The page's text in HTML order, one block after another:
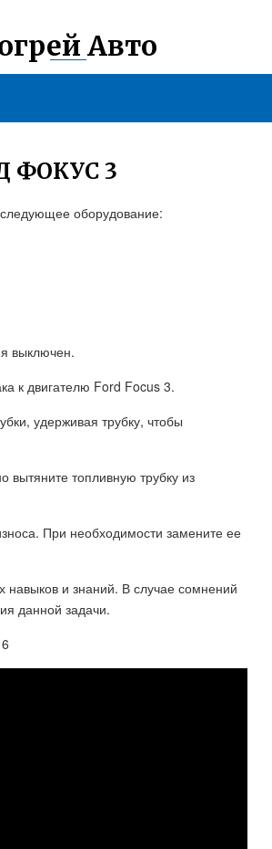
Авто
ФОКУС 3
оборудование:
выключен.
к двигателю Ford Focus 3.
удерживая трубку, чтобы
вытяните топливную трубку из
При необходимости замените ее
и знаний. В случае сомнений
данной задачи.